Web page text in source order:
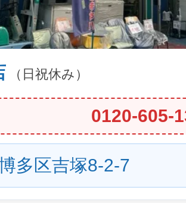
（日祝休み）
0120-605-
多区吉塚8-2-7